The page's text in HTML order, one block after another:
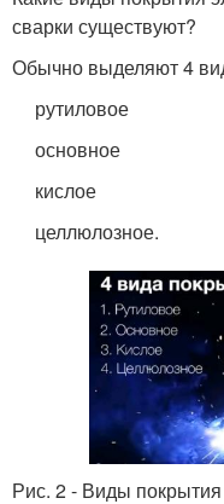
сварки существуют?
Обычно выделяют 4
рутиловое
основное
кислое
целлюлозное.
Рис. 2 - Виды покрытия